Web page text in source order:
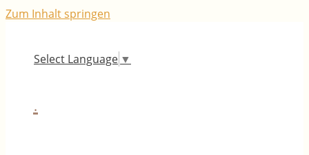
Zum Inhalt springen
Select Language ▼
.